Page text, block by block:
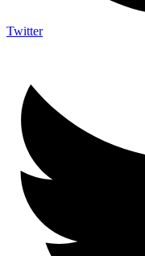
Twitter